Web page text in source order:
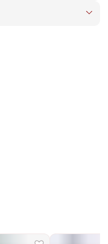
в пределах КАД